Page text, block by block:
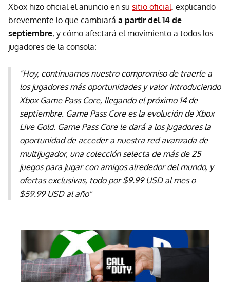
Xbox hizo oficial el anuncio en su sitio oficial, explicando
brevemente lo que cambiará a partir del 14 de
septiembre, y cómo afectará el movimiento a todos los
jugadores de la consola:
"Hoy, continuamos nuestro compromiso de traerle a
los jugadores más oportunidades y valor introduciendo
Xbox Game Pass Core, llegando el próximo 14 de
septiembre. Game Pass Core es la evolución de Xbox
Live Gold. Game Pass Core le dará a los jugadores la
oportunidad de acceder a nuestra red avanzada de
multijugador, una colección selecta de más de 25
juegos para jugar con amigos alrededor del mundo, y
ofertas exclusivas, todo por $9.99 USD al mes o
$59.99 USD al año"